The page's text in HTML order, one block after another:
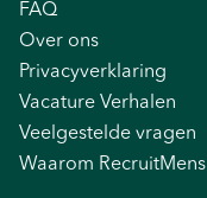
FAQ
Over ons
Privacyverklaring
Vacature Verhalen
Veelgestelde vragen
Waarom RecruitMens